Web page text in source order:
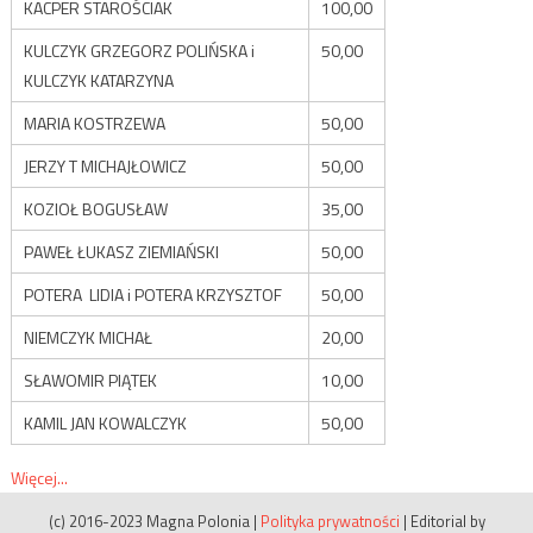
KACPER STAROŚCIAK
100,00
KULCZYK GRZEGORZ POLIŃSKA i
KULCZYK KATARZYNA
50,00
MARIA KOSTRZEWA
50,00
JERZY T MICHAJŁOWICZ
50,00
KOZIOŁ BOGUSŁAW
35,00
PAWEŁ ŁUKASZ ZIEMIAŃSKI
50,00
POTERA LIDIA i POTERA KRZYSZTOF
50,00
NIEMCZYK MICHAŁ
20,00
SŁAWOMIR PIĄTEK
10,00
KAMIL JAN KOWALCZYK
50,00
Więcej...
(c) 2016-2023 Magna Polonia | Polityka prywatności | Editorial by